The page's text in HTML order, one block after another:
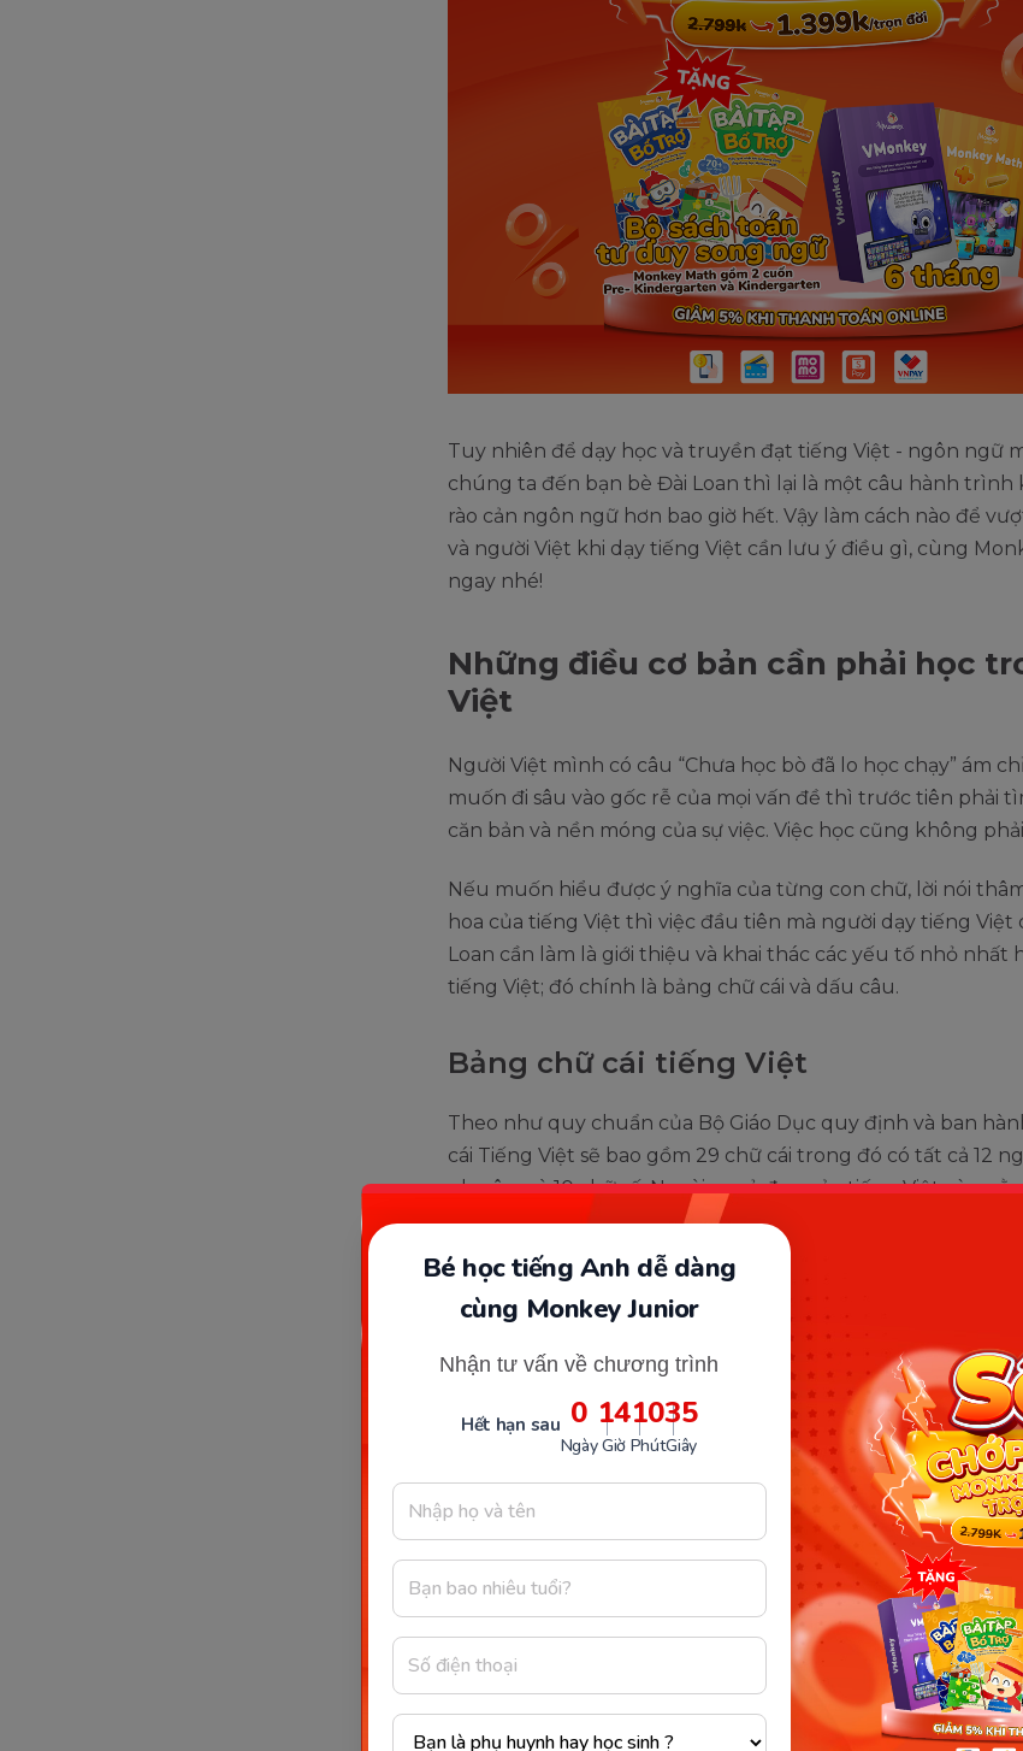
Bé học tiếng Anh dễ dàng
cùng Monkey Junior
Nhận tư vấn về chương trình
Hết hạn sau 0
Ngày
14
Giờ
10
Phút
34
Giây
Tuy nhiên để dạy học và truyền đạt tiếng Việt - ngôn ngữ
chúng ta đến bạn bè Đài Loan thì lại là một câu hành trình
rào cản ngôn ngữ hơn bao giờ hết. Vậy làm cách nào để
và người Việt khi dạy tiếng Việt cần lưu ý điều gì, cùng
ngay nhé!
Những điều cơ bản cần phải học
Việt
Người Việt mình có câu “Chưa học bò đã lo học chạy” ám
muốn đi sâu vào gốc rễ của mọi vấn đề thì trước tiên phải
căn bản và nền móng của sự việc. Việc học cũng không
Nếu muốn hiểu được ý nghĩa của từng con chữ, lời nói
hoa của tiếng Việt thì việc đầu tiên mà người dạy tiếng Việt
Loan cần làm là giới thiệu và khai thác các yếu tố nhỏ nhất
tiếng Việt; đó chính là bảng chữ cái và dấu câu.
Bảng chữ cái tiếng Việt
Theo như quy chuẩn của Bộ Giáo Dục quy định và ban
cái Tiếng Việt sẽ bao gồm 29 chữ cái trong đó có tất cả 12
phụ âm và 10 chữ số. Ngoài ra, vẻ đẹp của tiếng Việt còn
và cách đặt dấu câu; bao gồm 5 thanh âm. Đây không phải
thức quá lớn cho người nước ngoài, cụ thể người Đài khó
ngay lần đầu tiên.
Ngoài ra, khi truyền đạt thông tin về bảng chữ cái, người
người Đài Loan nên cần chú ý đến các quy tắc phụ âm,
thanh để có thể giúp bạn bè người Đài hiểu được tại sao lại
như thế. Đồng thời qua đó thấy được sự khác biệt về nghĩa
cần sự thay đổi về dấu hoặc thay đổi từ. Ví dụ ta có chữ
Hành động khoác quần áo vào cơ thể
Một bộ phận cơ thể từ trán đến cằm người
Chỉ cần thay đổi phụ âm cuối cùng là nghĩa của từ cũng đã
bộ nên vì thế người dạy cần lưu ý điều trên.